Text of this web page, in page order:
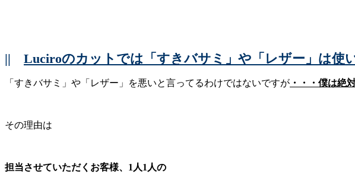
|| Luciroのカットでは「すきバサミ」や「レザー」は使
「すきバサミ」や「レザー」を悪いと言ってるわけではないですが ・・・僕は絶
その理由は
担当させていただくお客様、1人1人の